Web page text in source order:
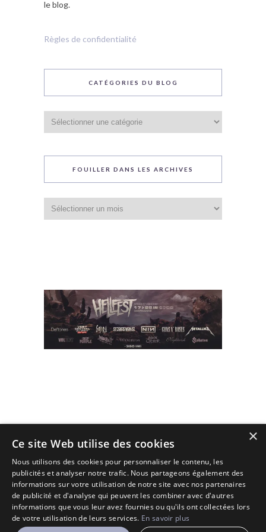
le blog.
Règles de confidentialité
CATÉGORIES DU BLOG
du
blog
FOUILLER DANS LES ARCHIVES
dans
les
Designé et Customisé par Seraf' sur une base de Solopine
×
Ce site Web utilise des cookies
Nous utilisons des cookies pour personnaliser le contenu, les
publicités et analyser notre trafic. Nous partageons également des
informations sur votre utilisation de notre site avec nos partenaires
de publicité et d'analyse qui peuvent les combiner avec d'autres
informations que vous leur avez fournies ou qu'ils ont collectées lors
de votre utilisation de leurs services. En savoir plus